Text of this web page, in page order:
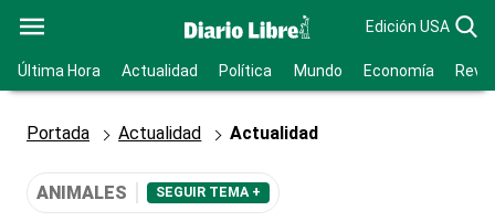
Edición USA
Última Hora Actualidad Política Mundo Economía
Portada Actualidad Actualidad
ANIMALES SEGUIR TEMA +